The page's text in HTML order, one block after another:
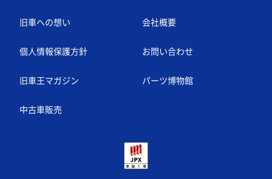
旧車への想い 会社概要
個人情報保護方針 お問い合わせ
旧車王マガジン パーツ博物館
中古車販売